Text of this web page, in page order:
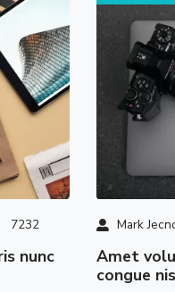
7232 Mark
amet volutpat consequat mauris nunc
congue